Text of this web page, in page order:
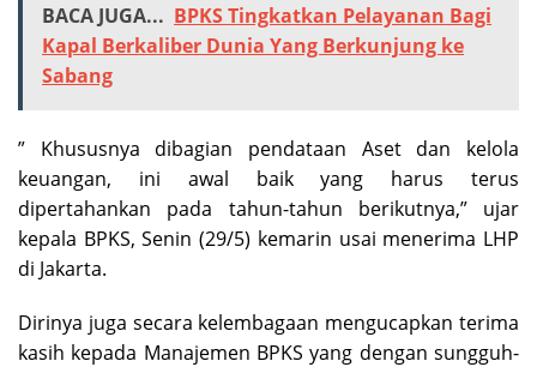
BACA JUGA... BPKS Tingkatkan Pelayanan Bagi
Kapal Berkaliber Dunia Yang Berkunjung ke
Sabang
” Khususnya dibagian pendataan Aset dan kelola
keuangan, ini awal baik yang harus terus
dipertahankan pada tahun-tahun berikutnya,” ujar
kepala BPKS, Senin (29/5) kemarin usai menerima LHP
di Jakarta.
Dirinya juga secara kelembagaan mengucapkan terima
kasih kepada Manajemen BPKS yang dengan sungguh-